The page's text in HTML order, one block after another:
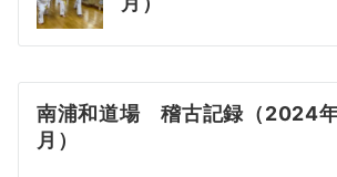
ナ
ビ
ゲ
南浦和道場 稽古記録（2024
月）